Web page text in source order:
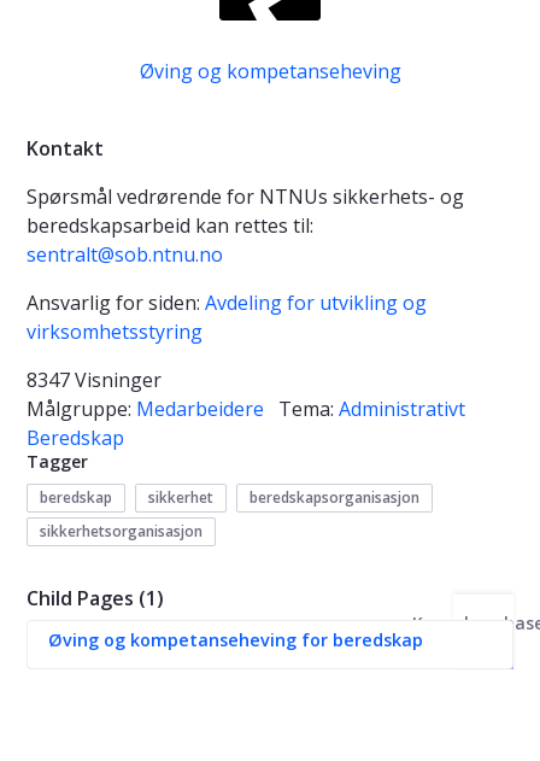
Øving og kompetanseheving
Kontakt
Spørsmål vedrørende for NTNUs sikkerhets- og
beredskapsarbeid kan rettes til:
sentralt@sob.ntnu.no
Ansvarlig for siden: Avdeling for utvikling og
virksomhetsstyring
8347 Visninger
Målgruppe: Medarbeidere Tema: Administrativt
Beredskap
Tagger
beredskap sikkerhet
beredskapsorganisasjon
sikkerhetsorganisasjon
Child Pages (1)
Øving og kompetanseheving for beredskap